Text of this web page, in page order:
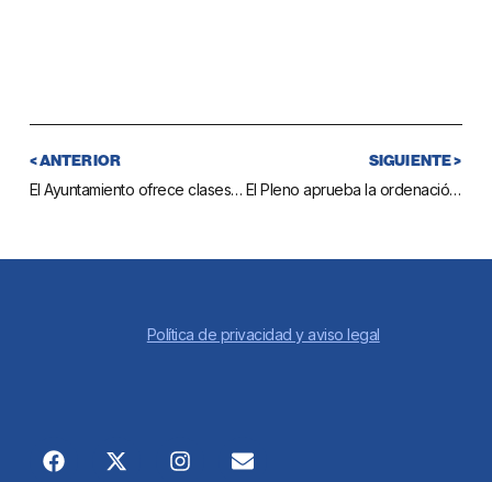
< ANTERIOR
El Ayuntamiento ofrece clases gratuitas de golf a niños y jóvenes mijeños de entre 5 y 16 años
SIGUIENTE >
El Pleno aprueba la ordenación del nombre de las calles de urbanizaciones para evitar duplicidades y mejorar el funcionamiento de los servicios públicos
Política de privacidad y aviso legal